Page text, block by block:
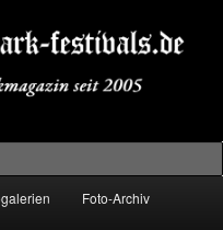
Foto-Archiv